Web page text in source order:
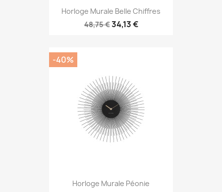
Horloge Murale Belle Chiffres
48,75 €34,13 €
Horloge Murale Péonie
-40%